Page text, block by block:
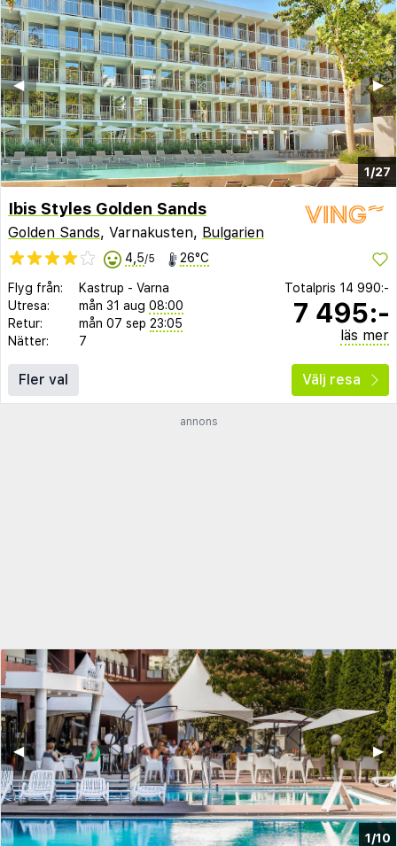
1/27
▶︎
◀︎
Ibis Styles Golden Sands
Golden Sands, Varnakusten, Bulgarien
4,5/5 26°C
Flyg från: Kastrup - Varna
Utresa:
mån 31 aug 08:00
Retur:
mån 07 sep 23:05
Nätter:
7
Totalpris 14 990:-
7 495:-
läs mer
Fler val Välj resa
annons
1/10
▶︎
◀︎